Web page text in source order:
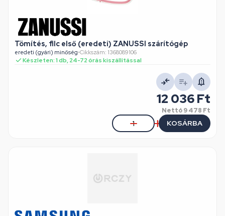
Tömítés, filc első (eredeti) ZANUSSI szárítógép
eredeti (gyári) minőség•Cikkszám: 1368089106
Készleten: 1 db, 24-72 órás kiszállítással
12 036 Ft
Nettó9 478 Ft
KOSÁRBA